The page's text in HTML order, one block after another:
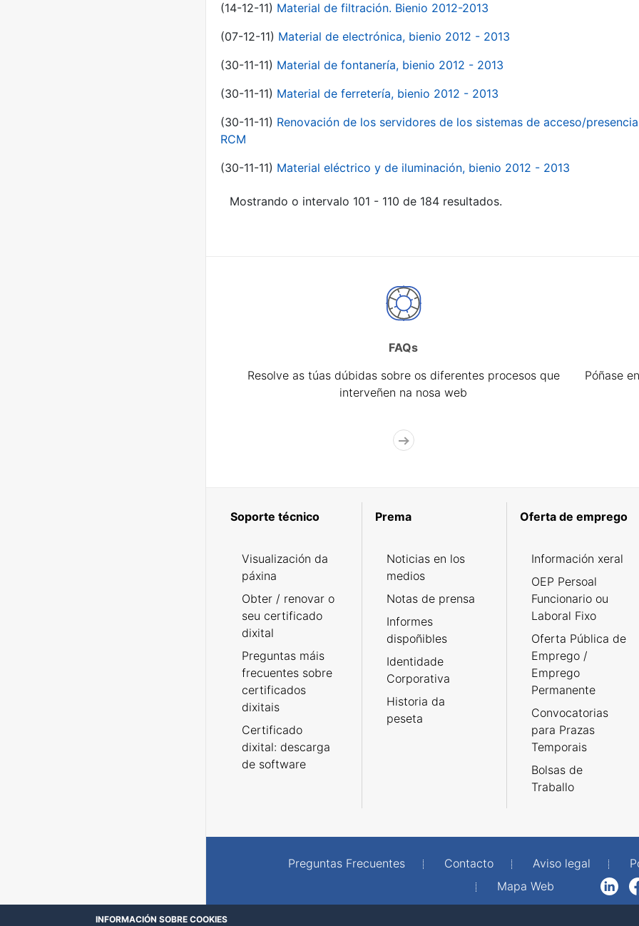
(14-12-11) Material de filtración. Bienio 2012-2013
(07-12-11) Material de electrónica, bienio 2012 - 2013
(30-11-11) Material de fontanería, bienio 2012 - 2013
(30-11-11) Material de ferretería, bienio 2012 - 2013
(30-11-11) Renovación de los servidores de los sistemas de acceso/
RCM
(30-11-11) Material eléctrico y de iluminación, bienio 2012 - 2013
Mostrando o intervalo 101 - 110 de 184 resultados.
FAQs
Resolve as túas dúbidas sobre os diferentes procesos que
interveñen na nosa web
Póñase
Soporte técnico
Visualización da
páxina
Obter / renovar o
seu certificado
dixital
Preguntas máis
frecuentes sobre
certificados
dixitais
Certificado
dixital: descarga
de software
Prema
Noticias en los
medios
Notas de prensa
Informes
dispoñibles
Identidade
Corporativa
Historia da
peseta
Oferta de emprego
Información xeral
OEP Persoal
Funcionario ou
Laboral Fixo
Oferta Pública de
Emprego /
Emprego
Permanente
Convocatorias
para Prazas
Temporais
Bolsas de
Traballo
Preguntas Frecuentes Contacto Aviso legal
Mapa Web
LinkedInFacebook
INFORMACIÓN SOBRE COOKIES